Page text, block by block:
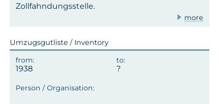
Zollfahndungsstelle.
more
Umzugsgutliste / Inventory
1938